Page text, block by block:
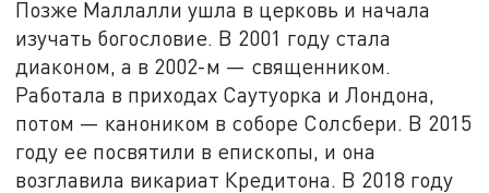
Позже Маллалли ушла в церковь и начала
изучать богословие. В 2001 году стала
диаконом, а в 2002-м — священником.
Работала в приходах Саутуорка и Лондона,
потом — каноником в соборе Солсбери. В 2015
году ее посвятили в епископы, и она
возглавила викариат Кредитона. В 2018 году